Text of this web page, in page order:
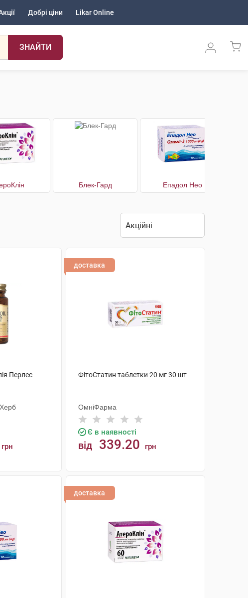
Добрі ціни Likar Online
ЗНАЙТИ
Блек-Гард Епадол Нео
Перлес
грн
доставка
ФітоСтатин таблетки 20 мг 30 шт
ОмніФарма
Є в наявності
від 339.20 грн
доставка